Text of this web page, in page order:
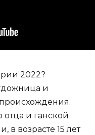
2022?
и
отца и ганской
в возрасте 15 лет